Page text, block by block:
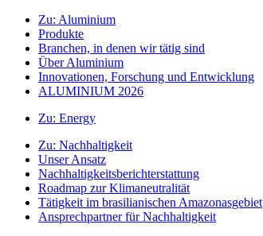
Zu: Aluminium
Produkte
Branchen, in denen wir tätig sind
Über Aluminium
Innovationen, Forschung und Entwicklung
ALUMINIUM 2026
Zu: Energy
Zu: Nachhaltigkeit
Unser Ansatz
Nachhaltigkeitsberichterstattung
Roadmap zur Klimaneutralität
Tätigkeit im brasilianischen Amazonasgebiet
Ansprechpartner für Nachhaltigkeit